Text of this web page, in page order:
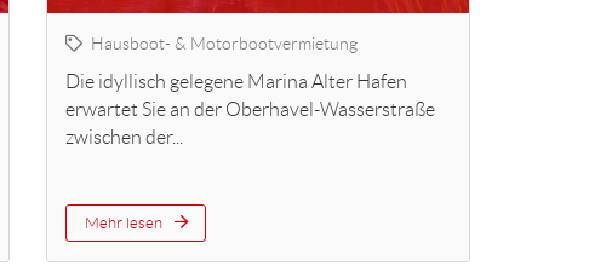
Hausboot- & Motorbootvermietung
Die idyllisch gelegene Marina Alter Hafen
erwartet Sie an der Oberhavel-Wasserstraße
zwischen der...
Mehr lesen